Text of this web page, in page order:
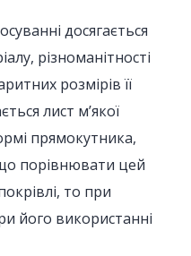
досягається
різноманітності
розмірів її
лист м’якої
прямокутника,
порівнювати цей
то при
його використанні